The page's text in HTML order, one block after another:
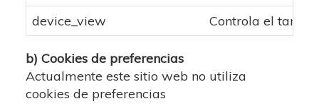
device_view
Controla el
b) Cookies de preferencias
Actualmente este sitio web no utiliza
cookies de preferencias